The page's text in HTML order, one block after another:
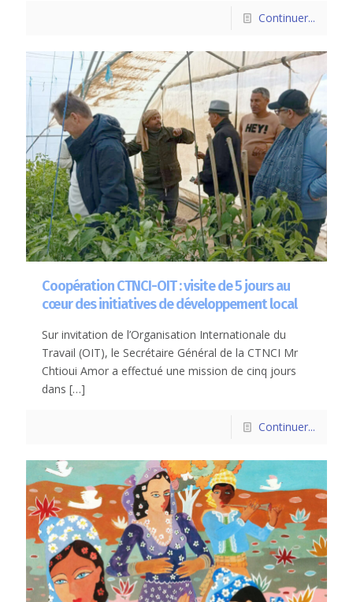
Continuer...
Coopération CTNCI-OIT : visite de 5 jours au
cœur des initiatives de développement local
Sur invitation de l’Organisation Internationale du
Travail (OIT), le Secrétaire Général de la CTNCI Mr
Chtioui Amor a effectué une mission de cinq jours
dans […]
Continuer...